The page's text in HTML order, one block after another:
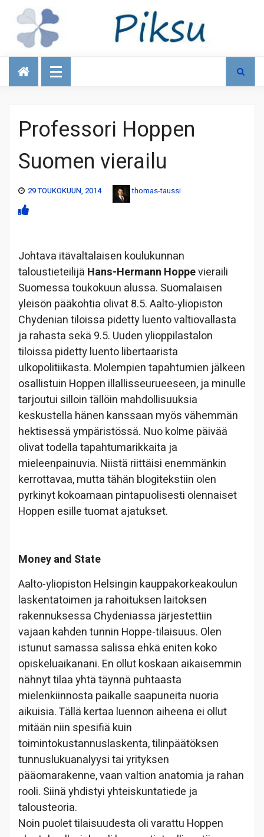
Talous
Professori Hoppen
Suomen vierailu
29 TOUKOKUUN, 2014 thomas-taussi
Johtava itävaltalaisen koulukunnan
taloustieteilijä Hans-Hermann Hoppevieraili
Suomessa toukokuun alussa. Suomalaisen
yleisön pääkohtia olivat 8.5. Aalto-yliopiston
Chydenian tiloissa pidetty luento valtiovallasta
ja rahasta sekä 9.5. Uuden ylioppilastalon
tiloissa pidetty luento libertaarista
ulkopolitiikasta. Molempien tapahtumien jälkeen
osallistuin Hoppen illallisseurueeseen, ja minulle
tarjoutui silloin tällöin mahdollisuuksia
keskustella hänen kanssaan myös vähemmän
hektisessä ympäristössä. Nuo kolme päivää
olivat todella tapahtumarikkaita ja
mieleenpainuvia. Niistä riittäisi enemmänkin
kerrottavaa, mutta tähän blogitekstiin olen
pyrkinyt kokoamaan pintapuolisesti olennaiset
Hoppen esille tuomat ajatukset.
Money and State
Aalto-yliopiston Helsingin kauppakorkeakoulun
laskentatoimen ja rahoituksen laitoksen
rakennuksessa Chydeniassa järjestettiin
vajaan kahden tunnin Hoppe-tilaisuus. Olen
istunut samassa salissa ehkä eniten koko
opiskeluaikanani. En ollut koskaan aikaisemmin
nähnyt tilaa yhtä täynnä puhtaasta
mielenkiinnosta paikalle saapuneita nuoria
aikuisia. Tällä kertaa luennon aiheena ei ollut
mitään niin spesifiä kuin
toimintokustannuslaskenta, tilinpäätöksen
tunnuslukuanalyysi tai yrityksen
pääomarakenne, vaan valtion anatomia ja rahan
rooli. Siinä yhdistyi yhteiskuntatiede ja
talousteoria.
Noin puolet tilaisuudesta oli varattu Hoppen